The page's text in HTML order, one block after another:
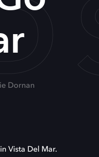
Dornan
Vista Del Mar.